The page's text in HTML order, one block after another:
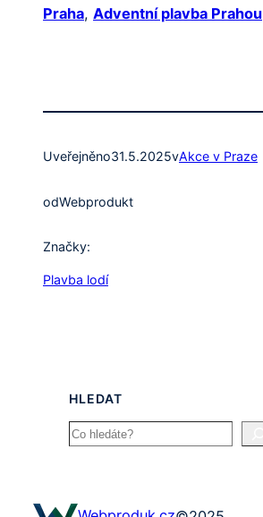
Praha, Adventní plavba Prahou
Uveřejněno31.5.2025vAkce v Praze
odWebprodukt
Značky:
Plavba lodí
HLEDAT
Search